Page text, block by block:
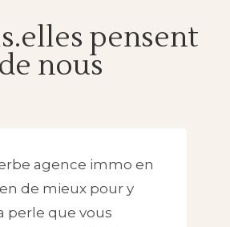
pensent
de nous
agence immo en
de mieux pour y
perle que vous